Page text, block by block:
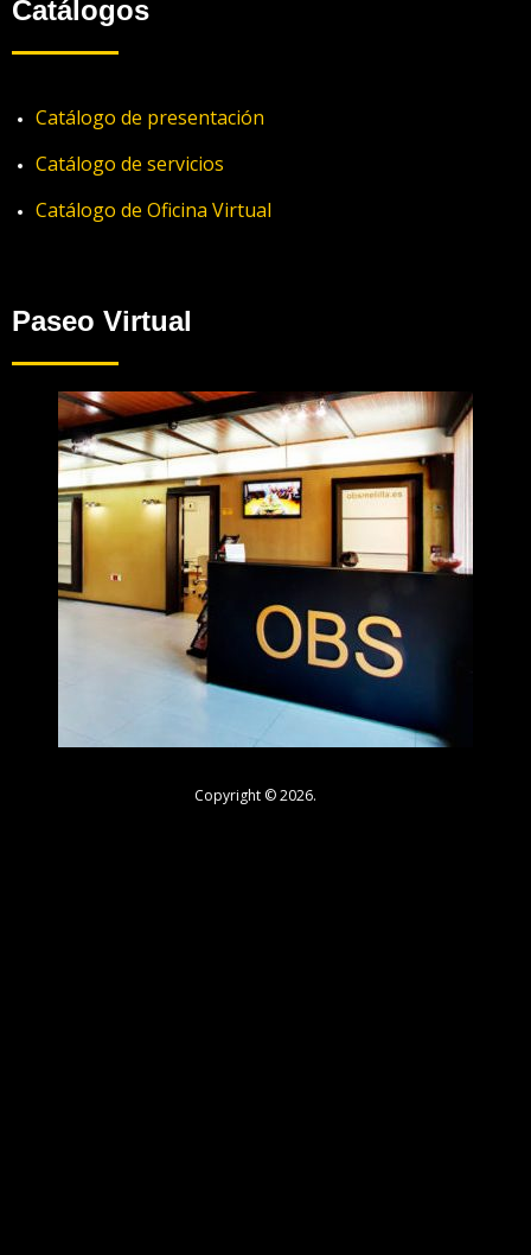
Catálogos
Catálogo de presentación
Catálogo de servicios
Catálogo de Oficina Virtual
Paseo Virtual
Copyright © 2026.
Utilizamos cookies para asegurar que damos la mejor
sitio asumiremos que estás de acuerdo.
Vale Política de privacidad